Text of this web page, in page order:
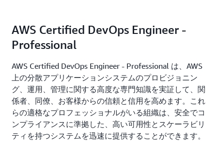
AWS Certified DevOps Engineer -
Professional
AWS Certified DevOps Engineer - Professional は、AWS
上の分散アプリケーションシステムのプロビジョニン
グ、運用、管理に関する高度な専門知識を実証して、関
係者、同僚、お客様からの信頼と信用を高めます。これ
らの適格なプロフェッショナルがいる組織は、安全でコ
ンプライアンスに準拠した、高い可用性とスケーラビリ
ティを持つシステムを迅速に提供することができます。